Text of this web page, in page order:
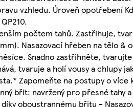
vzhledu. Úroveň opotřebení
počtem tahů. Zastřihuje,
Nasazovací hřeben na tělo &
Snadno zastřihněte,
tvaruje a holí vousy a chlupy
Zapomeňte na postupy o více
břit: navržený pro přesné tahy
oboustrannému břitu -